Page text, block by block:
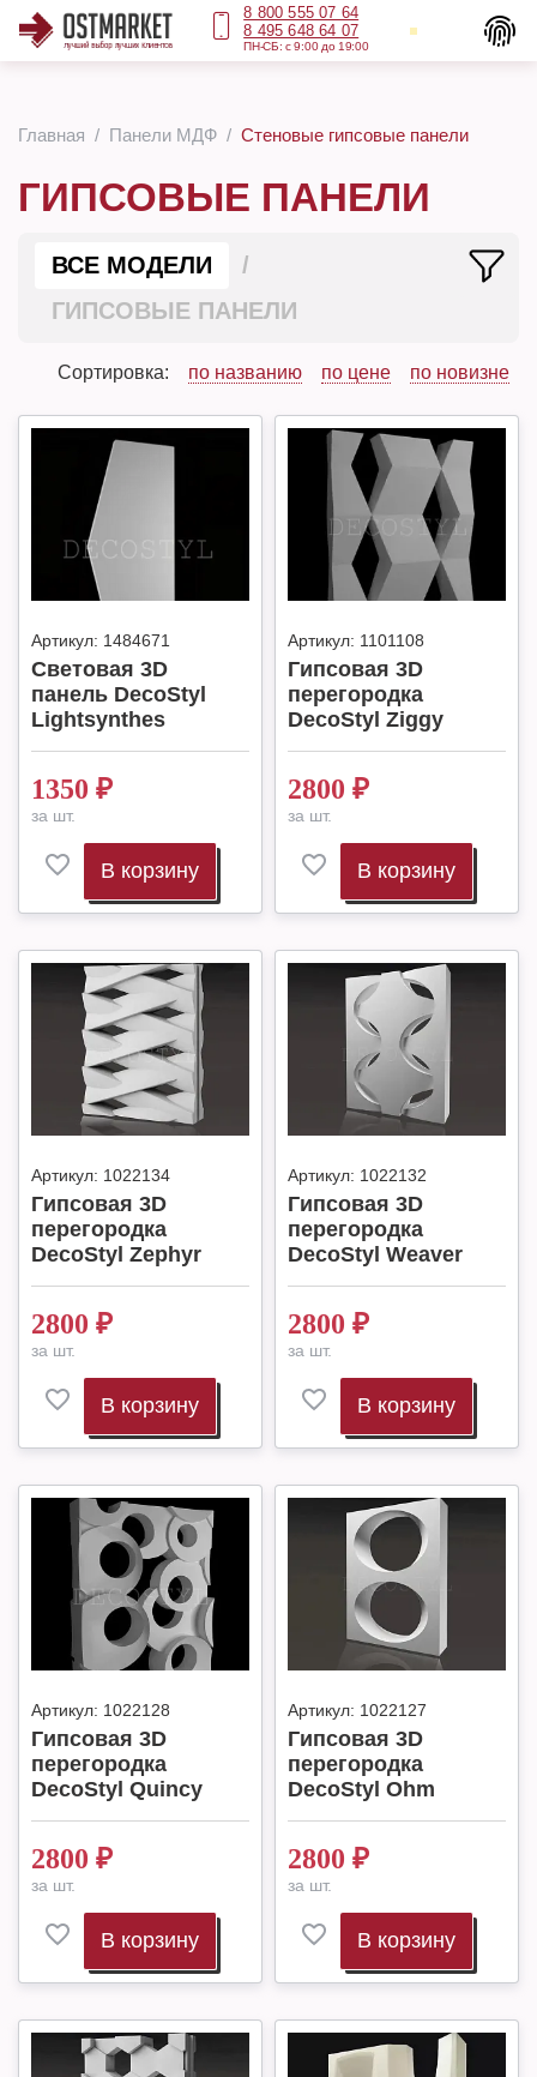
8 800 555 07 64
8 495 648 64 07
ПН-СБ: с 9:00 до 19:00
Главная Панели МДФ Стеновые гипсовые панели
ГИПСОВЫЕ ПАНЕЛИ
ВСЕ МОДЕЛИ
ГИПСОВЫЕ ПАНЕЛИ
Сортировка: по названию по цене по новизне
Артикул: 1484671
Световая 3D
панель DecoStyl
Lightsynthes
1350 ₽
за шт.
В корзину
Артикул: 1101108
Гипсовая 3D
перегородка
DecoStyl Ziggy
2800 ₽
за шт.
В корзину
Артикул: 1022134
Гипсовая 3D
перегородка
DecoStyl Zephyr
2800 ₽
за шт.
В корзину
Артикул: 1022132
Гипсовая 3D
перегородка
DecoStyl Weaver
2800 ₽
за шт.
В корзину
Артикул: 1022128
Гипсовая 3D
перегородка
DecoStyl Quincy
2800 ₽
за шт.
В корзину
Артикул: 1022127
Гипсовая 3D
перегородка
DecoStyl Ohm
2800 ₽
за шт.
В корзину